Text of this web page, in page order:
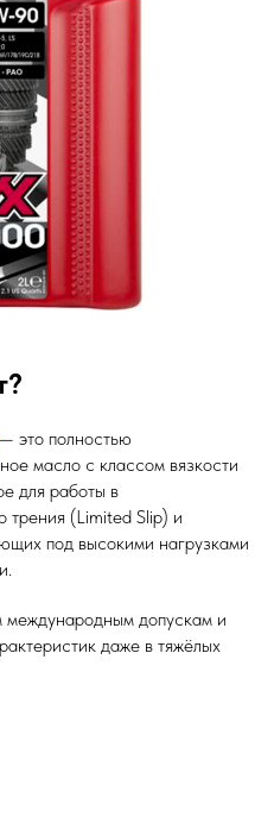
— это полностью
масло с классом вязкости
для работы в
трения (Limited Slip) и
под высокими нагрузками
международным допускам и
даже в тяжёлых